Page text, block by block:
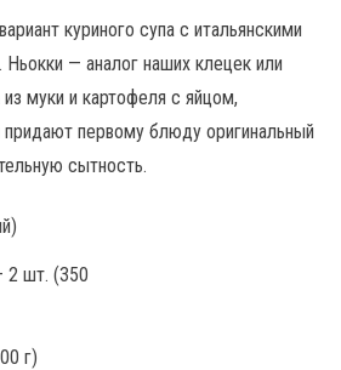
куриного супа с итальянскими
Ньокки — аналог наших клецек или
муки и картофеля с яйцом,
первому блюду оригинальный
сытность.
2 шт. (350
г)